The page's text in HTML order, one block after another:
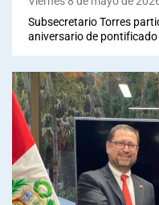
Subsecretario Torres
aniversario de